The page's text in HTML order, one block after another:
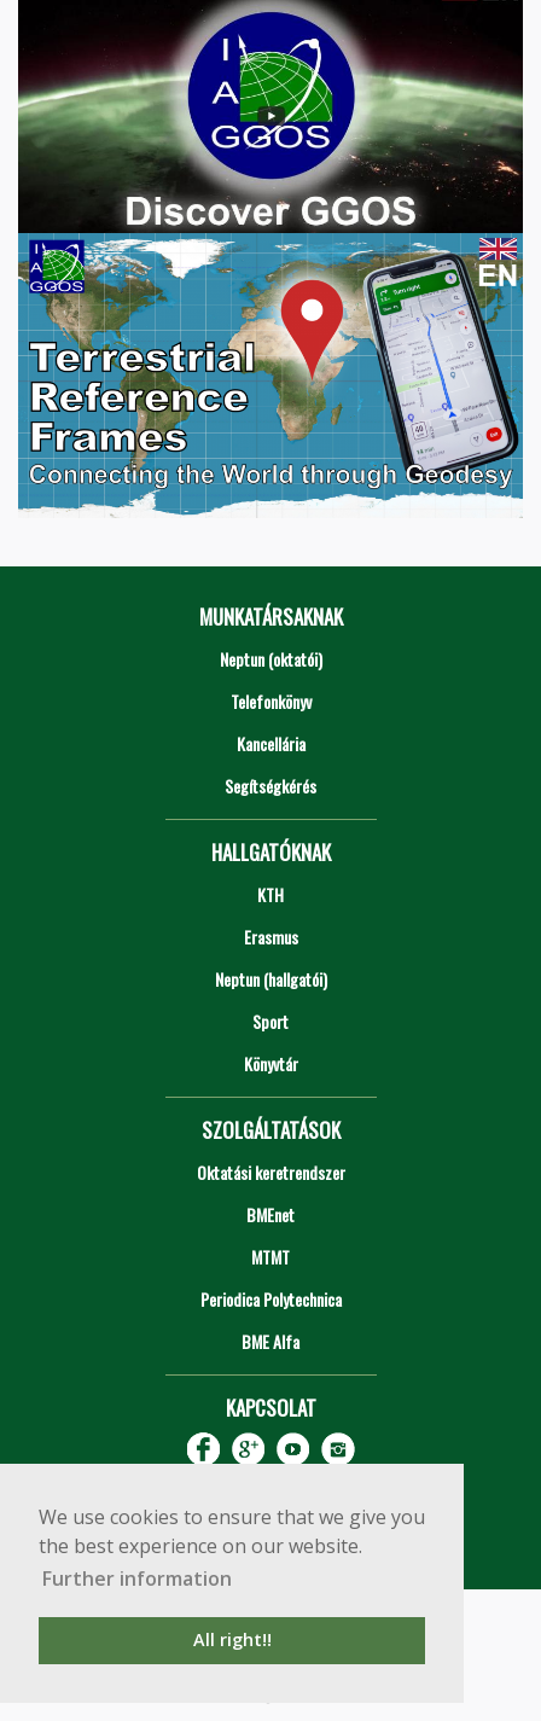
We use cookies to ensure that we give you
the best experience on our website.
Further information
All right!!
MUNKATÁRSAKNAK
Neptun (oktatói)
Telefonkönyv
Kancellária
Segítségkérés
HALLGATÓKNAK
KTH
Erasmus
Neptun (hallgatói)
Sport
Könyvtár
SZOLGÁLTATÁSOK
Oktatási keretrendszer
BMEnet
MTMT
Periodica Polytechnica
BME Alfa
KAPCSOLAT
Copyright © 2020 BME Építőmérnöki Kar
1111 Budapest, Műegyetem rkp. 3.